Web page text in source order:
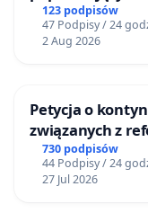
Żeromskiego w
123 podpisów
47 Podpisy / 24
2 Aug 2026
Petycja o
związanych z
730 podpisów
44 Podpisy / 24
27 Jul 2026